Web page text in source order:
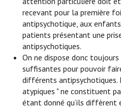
recevant pour la première
antipsychotique, aux
patients présentant une
antipsychotiques.
On ne dispose donc
suffisantes pour pouvoir
différents antipsychotiques.
atypiques " ne constituent
étant donné qu’ils diffèrent